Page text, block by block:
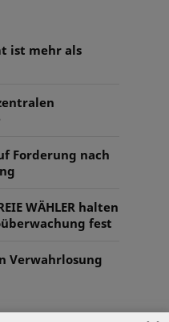
ist mehr als
Forderung nach
WÄHLER halten
fest
Verwahrlosung